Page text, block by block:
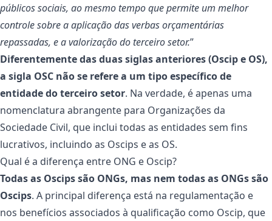
públicos sociais, ao mesmo tempo que permite um melhor
controle sobre a aplicação das verbas orçamentárias
repassadas, e a valorização do terceiro setor.”
Diferentemente das duas siglas anteriores (Oscip e OS),
a sigla OSC não se refere a um tipo específico de
entidade do terceiro setor. Na verdade, é apenas uma
nomenclatura abrangente para Organizações da
Sociedade Civil, que inclui todas as entidades sem fins
lucrativos, incluindo as Oscips e as OS.
Qual é a diferença entre ONG e Oscip?
Todas as Oscips são ONGs, mas nem todas as ONGs são
Oscips. A principal diferença está na regulamentação e
nos benefícios associados à qualificação como Oscip, que